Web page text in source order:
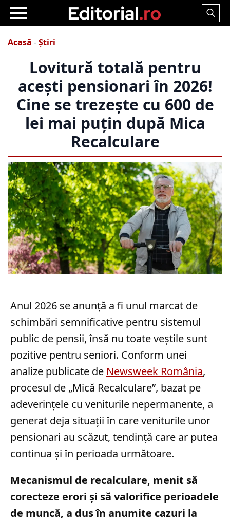
Search
Acasă -Știri
Lovitură totală pentru
acești pensionari în 2026!
Cine se trezește cu 600 de
lei mai puțin după Mica
Recalculare
Anul 2026 se anunță a fi unul marcat de
schimbări semnificative pentru sistemul
public de pensii, însă nu toate veștile sunt
pozitive pentru seniori. Conform unei
analize publicate de Newsweek România,
procesul de „Mică Recalculare”, bazat pe
adeverințele cu veniturile nepermanente, a
generat deja situații în care veniturile unor
pensionari au scăzut, tendință care ar putea
continua și în perioada următoare.
Mecanismul de recalculare, menit să
corecteze erori și să valorifice perioadele
de muncă, a dus în anumite cazuri la